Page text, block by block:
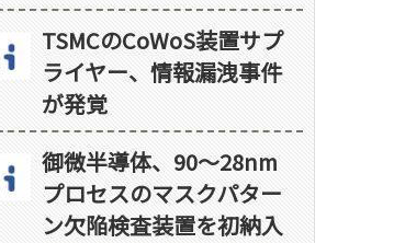
TSMCのCoWoS装置サプ
ライヤー、情報漏洩事件
が発覚
御微半導体、90～28nm
プロセスのマスクパター
ン欠陥検査装置を初納入